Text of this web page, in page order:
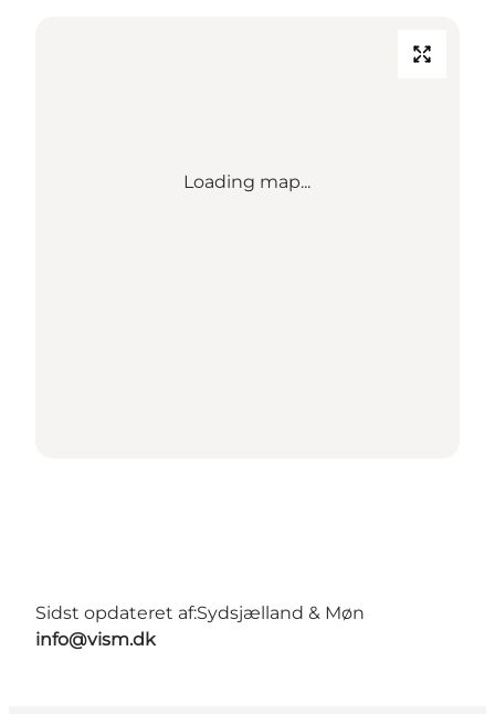
Loading map...
Sidst opdateret af:Sydsjælland & Møn
info@vism.dk